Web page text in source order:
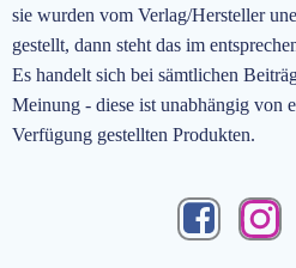
sie wurden vom Verlag/Hersteller
gestellt, dann steht das im
Es handelt sich bei sämtlichen
Meinung - diese ist unabhängig von
Verfügung gestellten Produkten.